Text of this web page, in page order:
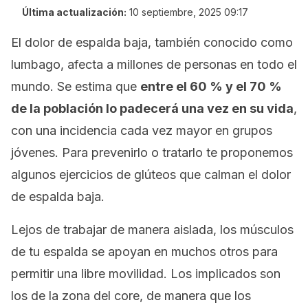
Última actualización: 10 septiembre, 2025 09:17
El dolor de espalda baja, también conocido como
lumbago, afecta a millones de personas en todo el
mundo. Se estima que entre el 60 % y el 70 %
de la población lo padecerá una vez en su vida,
con una incidencia cada vez mayor en grupos
jóvenes. Para prevenirlo o tratarlo te proponemos
algunos ejercicios de glúteos que calman el dolor
de espalda baja.
Lejos de trabajar de manera aislada, los músculos
de tu espalda se apoyan en muchos otros para
permitir una libre movilidad. Los implicados son
los de la zona del core, de manera que los